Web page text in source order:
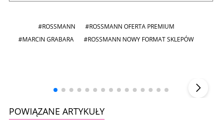
#ROSSMANN
#ROSSMANN OFERTA PREMIUM
#MARCIN GRABARA
#ROSSMANN NOWY FORMAT SKLEPÓW
POWIĄZANE ARTYKUŁY